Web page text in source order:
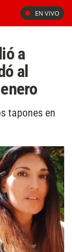
EN VIVO
a
al
tapones en